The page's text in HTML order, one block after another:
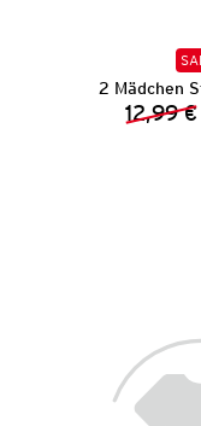
2 Mädchen
12,99 €